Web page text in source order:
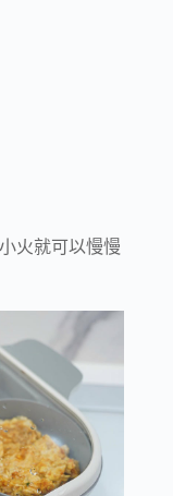
火就可以慢慢